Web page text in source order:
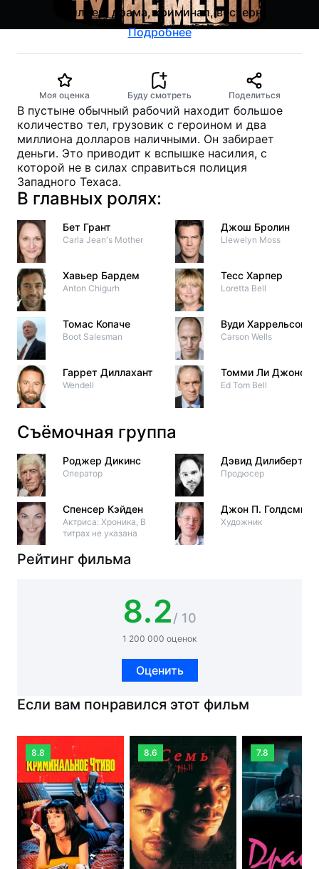
триллер, драма, криминал, вестерн
Подробнее
Моя оценка Буду смотреть Поделиться
В пустыне обычный рабочий находит большое
количество тел, грузовик с героином и два
миллиона долларов наличными. Он забирает
деньги. Это приводит к вспышке насилия, с
которой не в силах справиться полиция
Западного Техаса.
В главных ролях:
Бет Грант
Carla Jean's Mother
Хавьер Бардем
Anton Chigurh
Томас Копаче
Boot Salesman
Гаррет Диллахант
Wendell
Джош Бролин
Llewelyn Moss
Тесс Харпер
Loretta Bell
Вуди Харрельсон
Carson Wells
Томми Ли Джонс
Ed Tom Bell
Съёмочная группа
Роджер Дикинс
Оператор
Спенсер Кэйден
Актриса: Хроника, В
титрах не указана
Дэвид Дилиберто
Продюсер
Джон П. Голдсмит
Художник
Рейтинг фильма
8.2/ 10
1 200 000 оценок
Оценить
Если вам понравился этот фильм
8.8 8.6 7.8